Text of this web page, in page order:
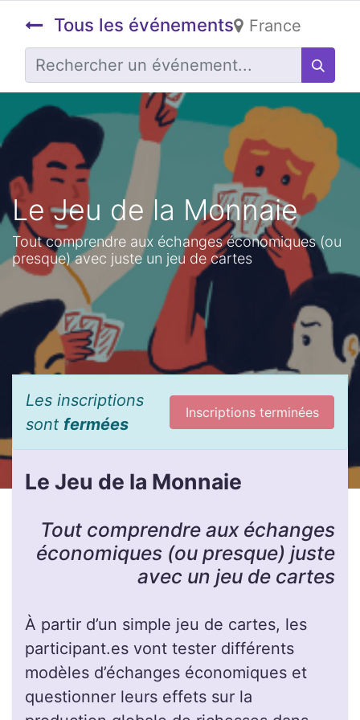
Tous les événements France
Le Jeu de la Monnaie
Tout comprendre aux échanges économiques (ou
presque) avec juste un jeu de cartes
Les inscriptions
sont fermées
Inscriptions terminées
Le Jeu de la Monnaie
Tout comprendre aux échanges
économiques (ou presque) juste
avec un jeu de cartes
À partir d’un simple jeu de cartes, les
participant.es vont tester différents
modèles d’échanges économiques et
questionner leurs effets sur la